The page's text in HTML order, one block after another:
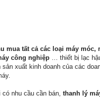
mua tất cả các loại máy móc,
công nghiệp … thiết bị lạc
xuất kinh doanh của các
có nhu cầu cần bán, thanh lý